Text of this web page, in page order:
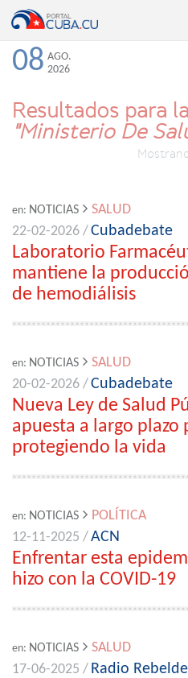
08 AGO.
2026
Resultados para
"Ministerio De
en: NOTICIAS
SALUD
22-02-2026 /Cubadebate
Laboratorio
mantiene la
de hemodiálisis
en: NOTICIAS
SALUD
20-02-2026 /Cubadebate
Nueva Ley de Salud
apuesta a largo plazo
protegiendo la vida
en: NOTICIAS
POLÍTICA
12-11-2025 /ACN
Enfrentar esta
hizo con la COVID-19
en: NOTICIAS
SALUD
17-06-2025 / Radio Rebelde